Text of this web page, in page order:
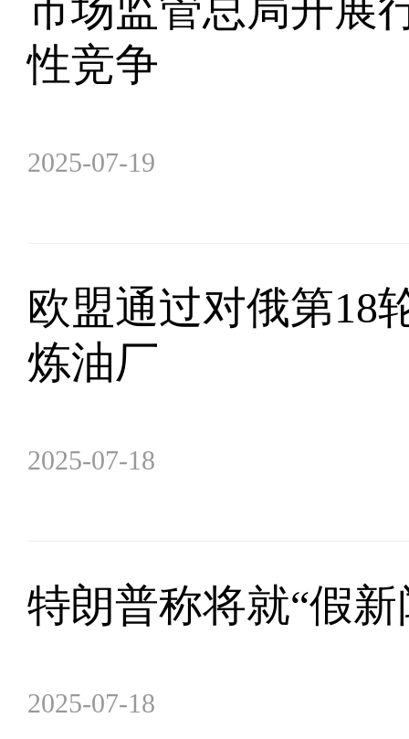
性竞争
2025-07-19
欧盟通过对俄第18
炼油厂
2025-07-18
特朗普称将就“假
2025-07-18